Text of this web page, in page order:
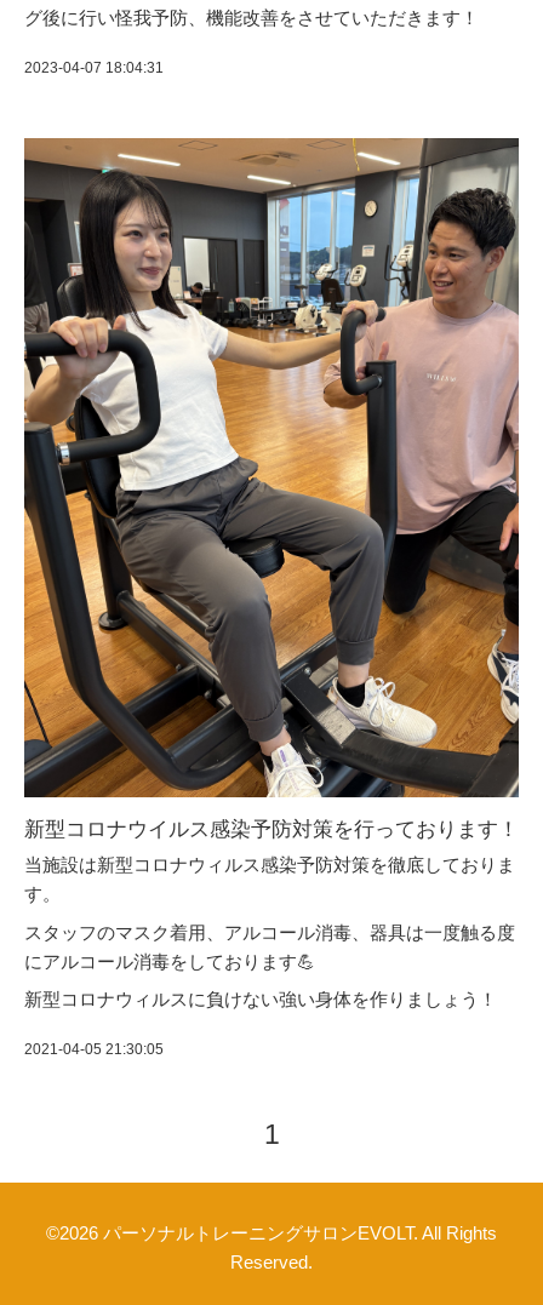
グ後に行い怪我予防、機能改善をさせていただきます！
2023-04-07 18:04:31
新型コロナウイルス感染予防対策を行っております！
当施設は新型コロナウィルス感染予防対策を徹底しておりま
す。
スタッフのマスク着用、アルコール消毒、器具は一度触る度
にアルコール消毒をしております💪
新型コロナウィルスに負けない強い身体を作りましょう！
2021-04-05 21:30:05
1
©2026 パーソナルトレーニングサロンEVOLT. All Rights
Reserved.